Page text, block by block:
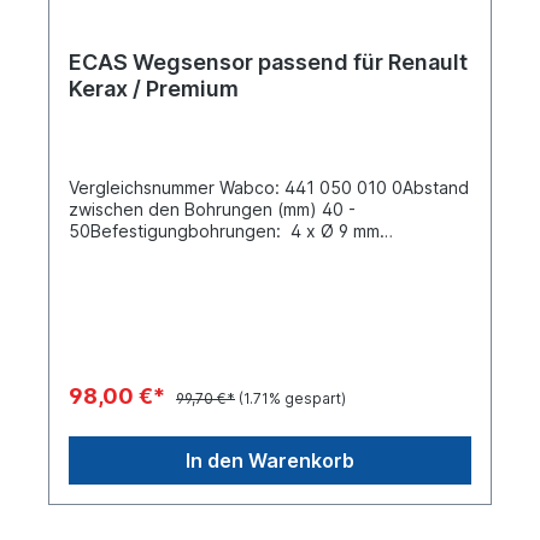
ECAS Wegsensor passend für Renault
Kerax / Premium
Vergleichsnummer Wabco: 441 050 010 0Abstand
zwischen den Bohrungen (mm) 40 -
50Befestigungbohrungen: 4 x Ø 9 mm
> Premium
98,00 €* 99,70 €* (1.71% gespart)
In den Warenkorb